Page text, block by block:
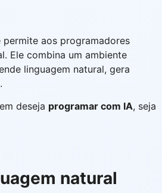
aos programadores
Ele combina um ambiente
linguagem natural, gera
deseja programar com IA, seja
natural